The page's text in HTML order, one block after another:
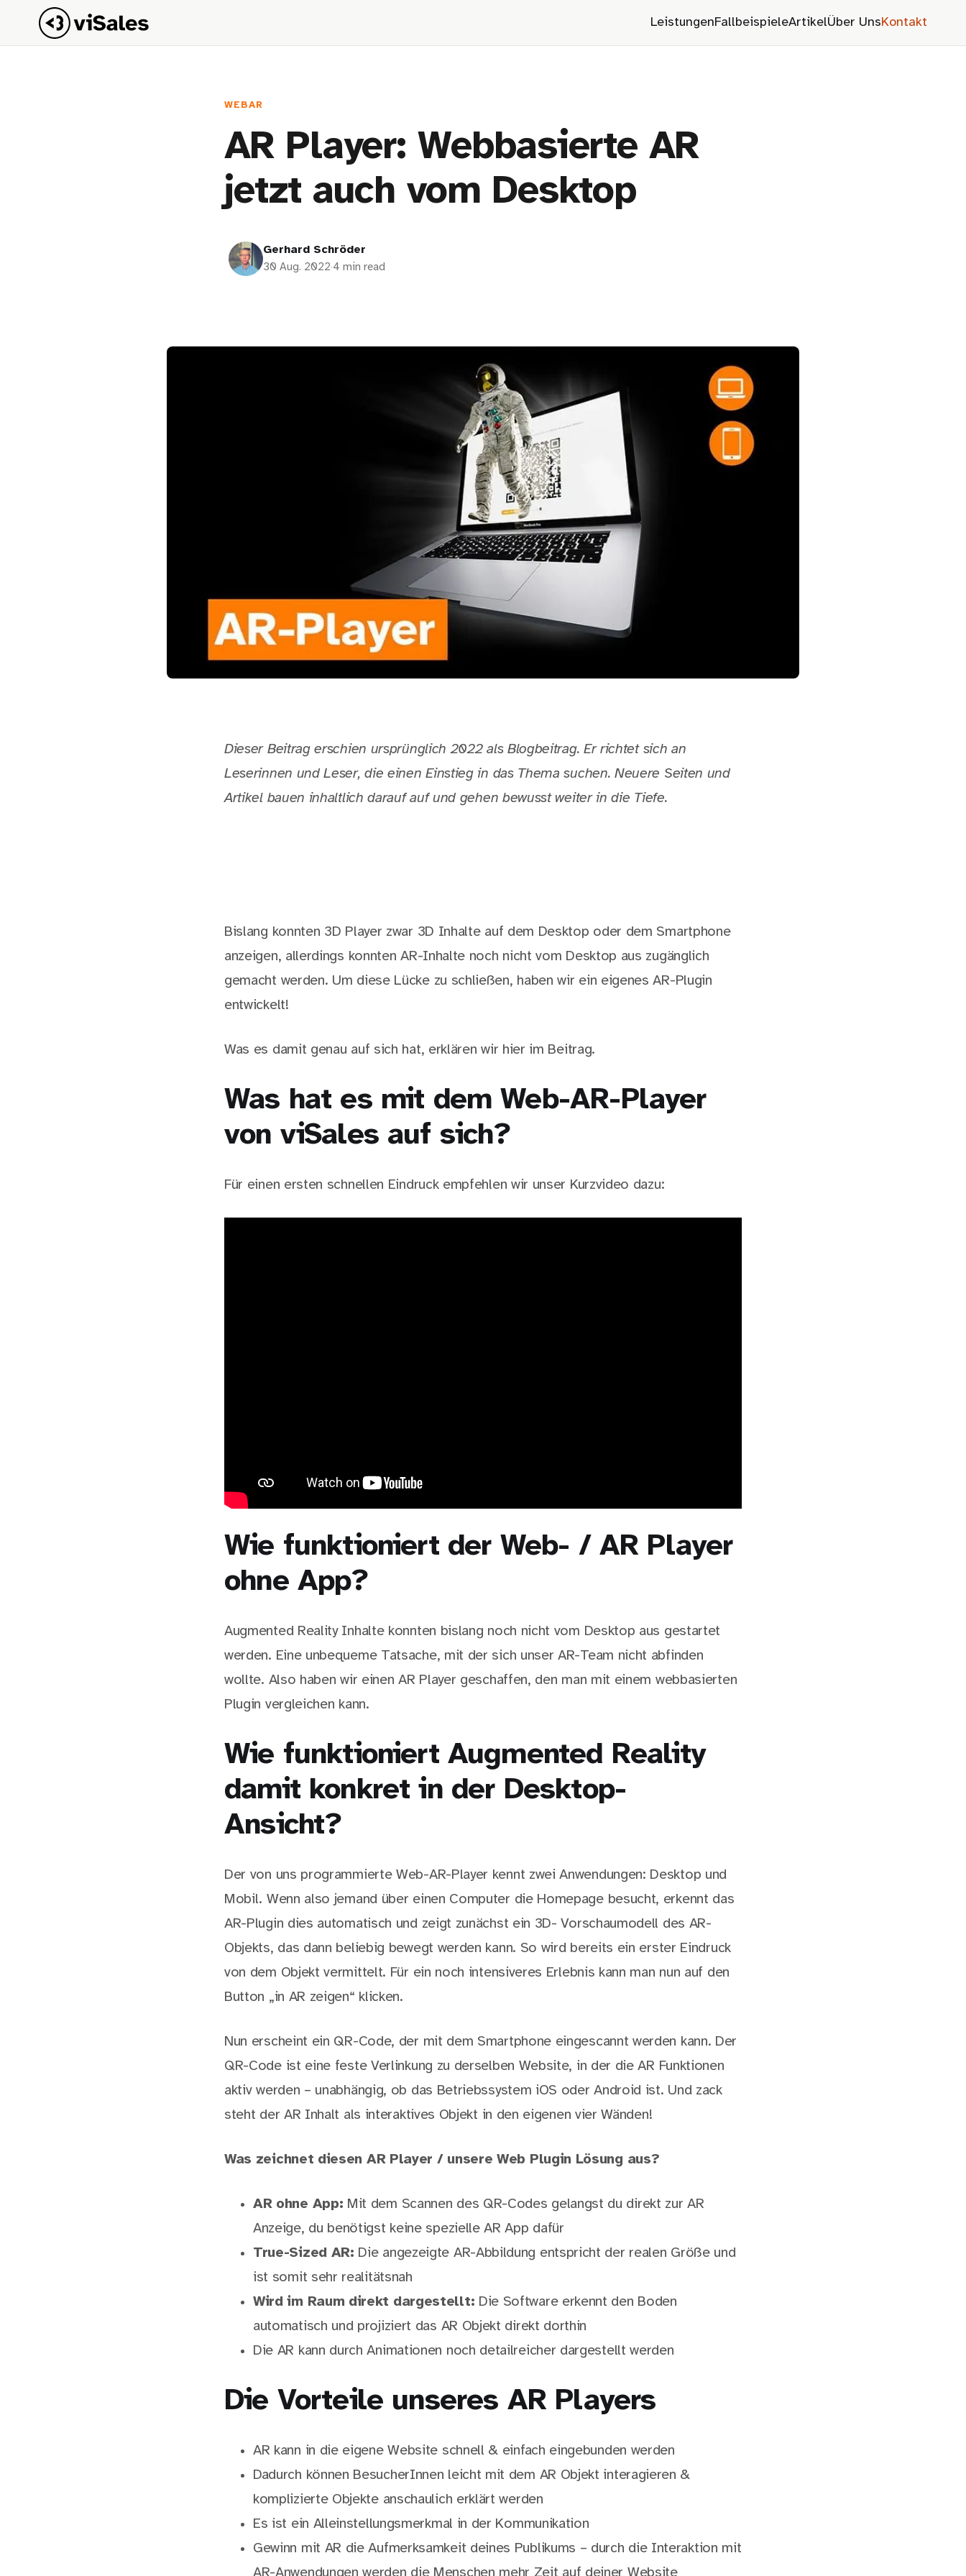
LeistungenFallbeispieleArtikelÜber UnsKontakt
WEBAR
AR Player: Webbasierte AR
jetzt auch vom Desktop
Gerhard Schröder
30 Aug. 2022·4 min read
Dieser Beitrag erschien ursprünglich 2022 als Blogbeitrag. Er richtet sich an
Leserinnen und Leser, die einen Einstieg in das Thema suchen. Neuere Seiten und
Artikel bauen inhaltlich darauf auf und gehen bewusst weiter in die Tiefe.
Bislang konnten 3D Player zwar 3D Inhalte auf dem Desktop oder dem Smartphone
anzeigen, allerdings konnten AR-Inhalte noch nicht vom Desktop aus zugänglich
gemacht werden. Um diese Lücke zu schließen, haben wir ein eigenes AR-Plugin
entwickelt!
Was es damit genau auf sich hat, erklären wir hier im Beitrag.
Was hat es mit dem Web-AR-Player
von viSales auf sich?
Für einen ersten schnellen Eindruck empfehlen wir unser Kurzvideo dazu:
Wie funktioniert der Web- / AR Player
ohne App?
Augmented Reality Inhalte konnten bislang noch nicht vom Desktop aus gestartet
werden. Eine unbequeme Tatsache, mit der sich unser AR-Team nicht abfinden
wollte. Also haben wir einen AR Player geschaffen, den man mit einem webbasierten
Plugin vergleichen kann.
Wie funktioniert Augmented Reality
damit konkret in der Desktop-
Ansicht?
Der von uns programmierte Web-AR-Player kennt zwei Anwendungen: Desktop und
Mobil. Wenn also jemand über einen Computer die Homepage besucht, erkennt das
AR-Plugin dies automatisch und zeigt zunächst ein 3D- Vorschaumodell des AR-
Objekts, das dann beliebig bewegt werden kann. So wird bereits ein erster Eindruck
von dem Objekt vermittelt. Für ein noch intensiveres Erlebnis kann man nun auf den
Button „in AR zeigen“ klicken.
Nun erscheint ein QR-Code, der mit dem Smartphone eingescannt werden kann. Der
QR-Code ist eine feste Verlinkung zu derselben Website, in der die AR Funktionen
aktiv werden – unabhängig, ob das Betriebssystem iOS oder Android ist. Und zack
steht der AR Inhalt als interaktives Objekt in den eigenen vier Wänden!
Was zeichnet diesen AR Player / unsere Web Plugin Lösung aus?
AR ohne App: Mit dem Scannen des QR-Codes gelangst du direkt zur AR
Anzeige, du benötigst keine spezielle AR App dafür
True-Sized AR: Die angezeigte AR-Abbildung entspricht der realen Größe und
ist somit sehr realitätsnah
Wird im Raum direkt dargestellt: Die Software erkennt den Boden
automatisch und projiziert das AR Objekt direkt dorthin
Die AR kann durch Animationen noch detailreicher dargestellt werden
Die Vorteile unseres AR Players
AR kann in die eigene Website schnell & einfach eingebunden werden
Dadurch können BesucherInnen leicht mit dem AR Objekt interagieren &
komplizierte Objekte anschaulich erklärt werden
Es ist ein Alleinstellungsmerkmal in der Kommunikation
Gewinn mit AR die Aufmerksamkeit deines Publikums – durch die Interaktion mit